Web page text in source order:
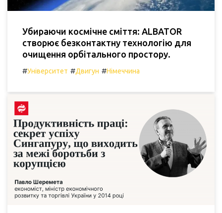
Убираючи космічне сміття: ALBATOR
створює безконтактну технологію для
очищення орбітального простору.
#Університет #Двигун #Німеччина